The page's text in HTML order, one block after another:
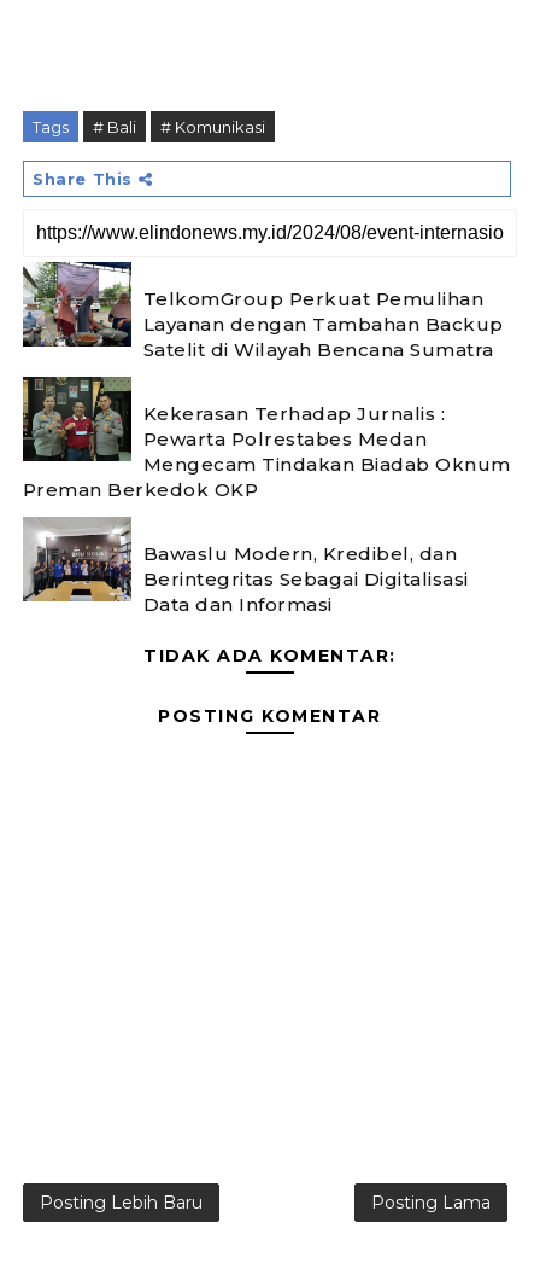
Tags # Bali # Komunikasi
Share This
TelkomGroup Perkuat Pemulihan
Layanan dengan Tambahan Backup
Satelit di Wilayah Bencana Sumatra
Kekerasan Terhadap Jurnalis :
Pewarta Polrestabes Medan
Mengecam Tindakan Biadab Oknum
Preman Berkedok OKP
Bawaslu Modern, Kredibel, dan
Berintegritas Sebagai Digitalisasi
Data dan Informasi
TIDAK ADA KOMENTAR:
POSTING KOMENTAR
Posting Lebih Baru Posting Lama